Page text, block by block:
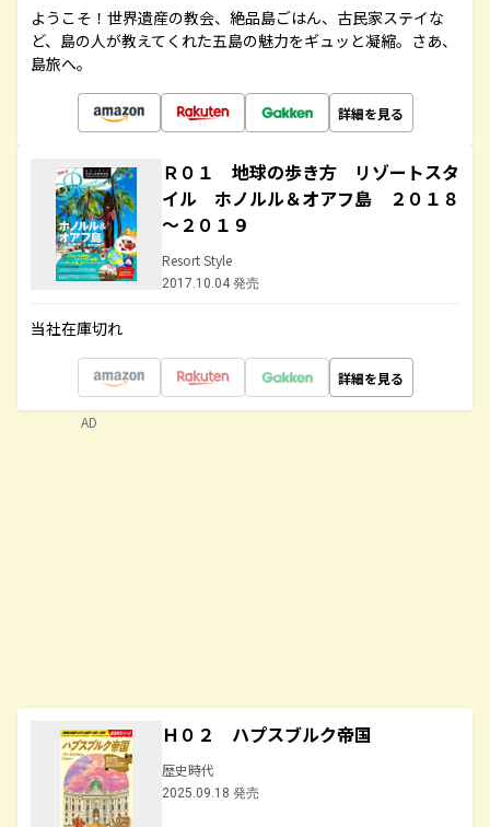
ようこそ！世界遺産の教会、絶品島ごはん、古民家ステイな
ど、島の人が教えてくれた五島の魅力をギュッと凝縮。さあ、
島旅へ。
詳細を見る
Ｒ０１ 地球の歩き方 リゾートスタ
イル ホノルル＆オアフ島 ２０１８
～２０１９
Resort Style
2017.10.04 発売
当社在庫切れ
詳細を見る
Ｈ０２ ハプスブルク帝国
歴史時代
2025.09.18 発売
AD